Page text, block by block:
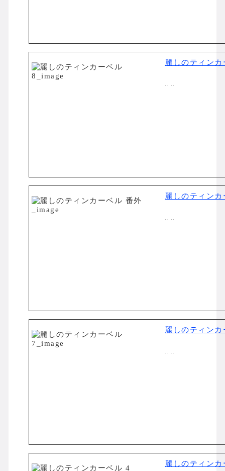
麗しのティン
…..
麗しのティン
…..
麗しのティン
…..
麗しのティン